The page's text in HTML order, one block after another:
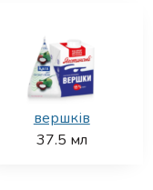
вершків
37.5 мл